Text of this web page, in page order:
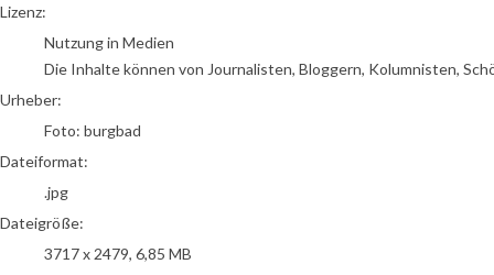
Foto: burgbad
Lizenz:
Nutzung in Medien
Die Inhalte können von Journalisten, Bloggern, Kolumnisten,
Urheber:
Foto: burgbad
Dateiformat:
.jpg
Dateigröße:
3717 x 2479, 6,85 MB